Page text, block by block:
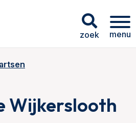
zoek menu
Wijkerslooth